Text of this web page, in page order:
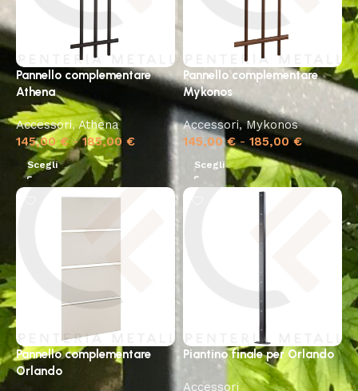
Pannello complementare
Athena
Accessori, Athena
145,00€ - 185,00 €
Scegli
Pannello complementare
Mykonos
Accessori,Mykonos
145,00€ - 185,00€
Scegli
Pannello complementare
Orlando
Piantino finale per Orlando
Accessori